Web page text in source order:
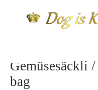
Gemüsesäckli
bag